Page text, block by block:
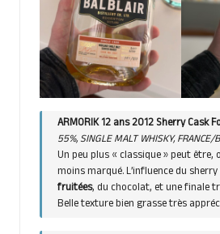
ARMORIK 12 ans 2012 Sherry Cask
55%, SINGLE MALT WHISKY, FRANCE/
Un peu plus « classique » peut être,
moins marqué. L’influence du
fruitées, du chocolat, et une finale
Belle texture bien grasse très